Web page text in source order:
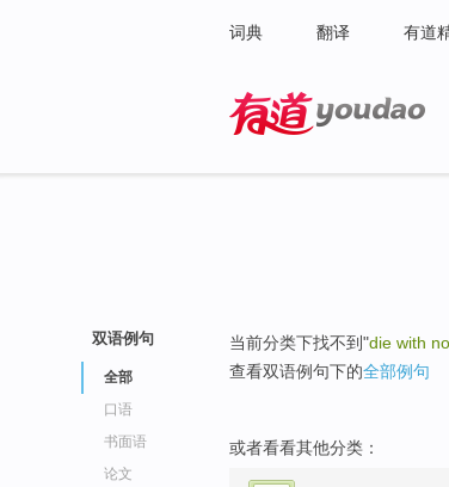
词典 翻译 有道
双语例句
全部
口语
书面语
论文
当前分类下找不到"die with
查看双语例句下的全部例句
或者看看其他分类：